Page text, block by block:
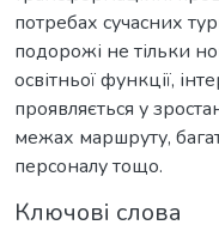
потребах сучасних
подорожі не тільки
освітньої функції,
проявляється у
межах маршруту,
персоналу тощо.
Ключові слова